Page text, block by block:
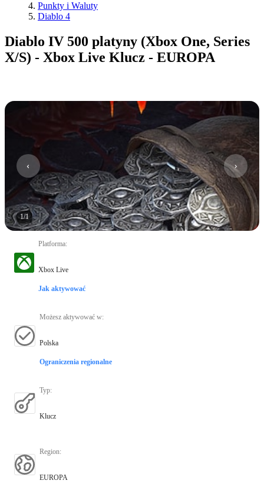
Punkty i Waluty
Diablo 4
Diablo IV 500 platyny (Xbox One, Series
X/S) - Xbox Live Klucz - EUROPA
1/1
Platforma:
Xbox Live
Jak aktywować
Możesz aktywować w:
Polska
Ograniczenia regionalne
Typ:
Klucz
Region:
EUROPA